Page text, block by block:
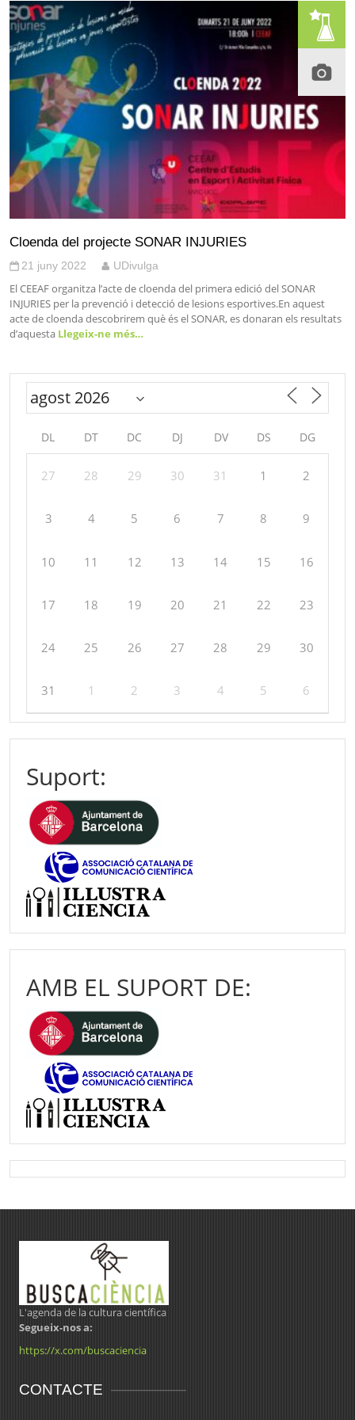
Cloenda del projecte SONAR INJURIES
21 juny 2022 UDivulga
El CEEAF organitza l’acte de cloenda del primera edició del SONAR
INJURIES per la prevenció i detecció de lesions esportives.En aquest
acte de cloenda descobrirem què és el SONAR, es donaran els resultats
d’aquesta Llegeix-ne més…
DL DT DC DJ DV DS DG
27 28 29 30 31 1 2
3 4 5 6 7 8 9
10 11 12 13 14 15 16
17 18 19 20 21 22 23
24 25 26 27 28 29 30
31 1 2 3 4 5 6
Suport:
AMB EL SUPORT DE:
L'agenda de la cultura científica
Segueix-nos a:
https://x.com/buscaciencia
CONTACTE